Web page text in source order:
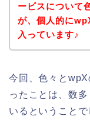
ービスについて
が、個人的に
入っています♪
今回、色々と
ったことは、数
いるということで